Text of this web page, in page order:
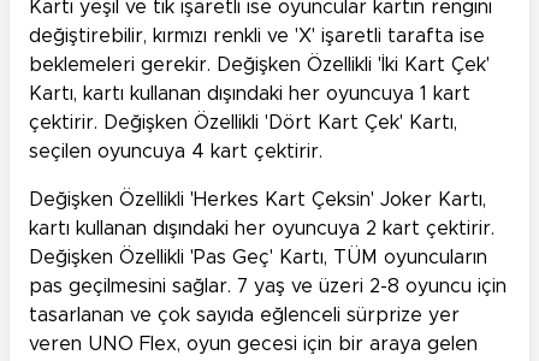
Kartı yeşil ve tik işaretli ise oyuncular kartın rengini
değiştirebilir, kırmızı renkli ve 'X' işaretli tarafta ise
beklemeleri gerekir. Değişken Özellikli 'İki Kart Çek'
Kartı, kartı kullanan dışındaki her oyuncuya 1 kart
çektirir. Değişken Özellikli 'Dört Kart Çek' Kartı,
seçilen oyuncuya 4 kart çektirir.
Değişken Özellikli 'Herkes Kart Çeksin' Joker Kartı,
kartı kullanan dışındaki her oyuncuya 2 kart çektirir.
Değişken Özellikli 'Pas Geç' Kartı, TÜM oyuncuların
pas geçilmesini sağlar. 7 yaş ve üzeri 2-8 oyuncu için
tasarlanan ve çok sayıda eğlenceli sürprize yer
veren UNO Flex, oyun gecesi için bir araya gelen